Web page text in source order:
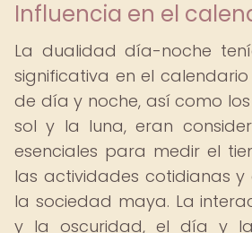
Influencia en el
La dualidad día-noche
significativa en el
de día y noche, así como
sol y la luna, eran
esenciales para medir el
las actividades cotidianas y
la sociedad maya. La
y la oscuridad, el día y